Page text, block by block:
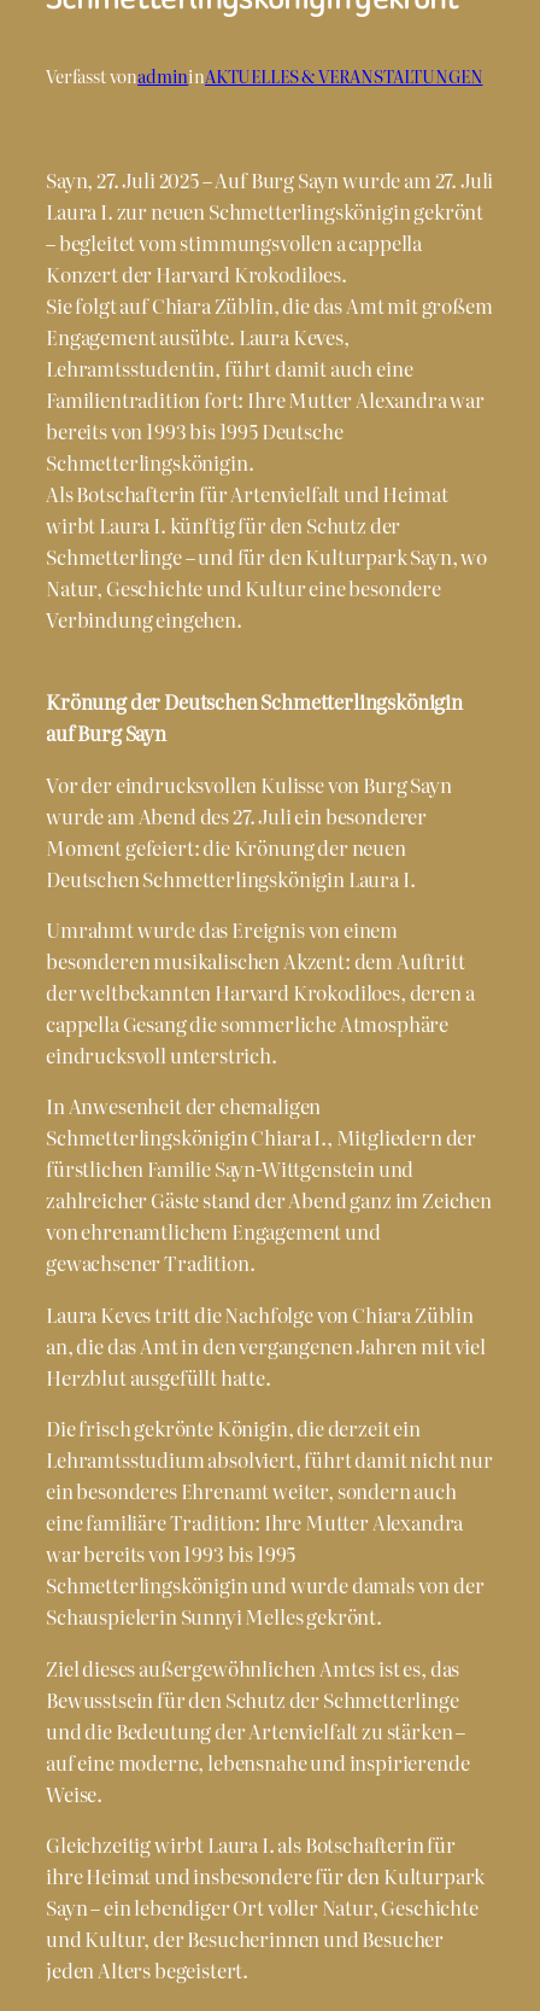
Verfasst vonadmininAKTUELLES & VERANSTALTUNGEN
Sayn, 27. Juli 2025 – Auf Burg Sayn wurde am 27. Juli
Laura I. zur neuen Schmetterlingskönigin gekrönt
– begleitet vom stimmungsvollen a cappella
Konzert der Harvard Krokodiloes.
Sie folgt auf Chiara Züblin, die das Amt mit großem
Engagement ausübte. Laura Keves,
Lehramtsstudentin, führt damit auch eine
Familientradition fort: Ihre Mutter Alexandra war
bereits von 1993 bis 1995 Deutsche
Schmetterlingskönigin.
Als Botschafterin für Artenvielfalt und Heimat
wirbt Laura I. künftig für den Schutz der
Schmetterlinge – und für den Kulturpark Sayn, wo
Natur, Geschichte und Kultur eine besondere
Verbindung eingehen.
Krönung der Deutschen Schmetterlingskönigin
auf Burg Sayn
Vor der eindrucksvollen Kulisse von Burg Sayn
wurde am Abend des 27. Juli ein besonderer
Moment gefeiert: die Krönung der neuen
Deutschen Schmetterlingskönigin Laura I.
Umrahmt wurde das Ereignis von einem
besonderen musikalischen Akzent: dem Auftritt
der weltbekannten Harvard Krokodiloes, deren a
cappella Gesang die sommerliche Atmosphäre
eindrucksvoll unterstrich.
In Anwesenheit der ehemaligen
Schmetterlingskönigin Chiara I., Mitgliedern der
fürstlichen Familie Sayn-Wittgenstein und
zahlreicher Gäste stand der Abend ganz im Zeichen
von ehrenamtlichem Engagement und
gewachsener Tradition.
Laura Keves tritt die Nachfolge von Chiara Züblin
an, die das Amt in den vergangenen Jahren mit viel
Herzblut ausgefüllt hatte.
Die frisch gekrönte Königin, die derzeit ein
Lehramtsstudium absolviert, führt damit nicht nur
ein besonderes Ehrenamt weiter, sondern auch
eine familiäre Tradition: Ihre Mutter Alexandra
war bereits von 1993 bis 1995
Schmetterlingskönigin und wurde damals von der
Schauspielerin Sunnyi Melles gekrönt.
Ziel dieses außergewöhnlichen Amtes ist es, das
Bewusstsein für den Schutz der Schmetterlinge
und die Bedeutung der Artenvielfalt zu stärken –
auf eine moderne, lebensnahe und inspirierende
Weise.
Gleichzeitig wirbt Laura I. als Botschafterin für
ihre Heimat und insbesondere für den Kulturpark
Sayn – ein lebendiger Ort voller Natur, Geschichte
und Kultur, der Besucherinnen und Besucher
jeden Alters begeistert.